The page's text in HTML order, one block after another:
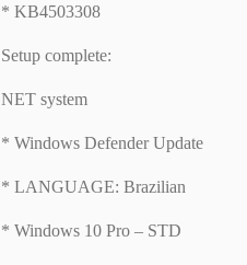
* KB4503308
Setup complete:
NET system
* Windows Defender Update
* LANGUAGE: Brazilian
* Windows 10 Pro – STD